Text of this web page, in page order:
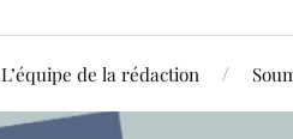
L’équipe de la rédaction